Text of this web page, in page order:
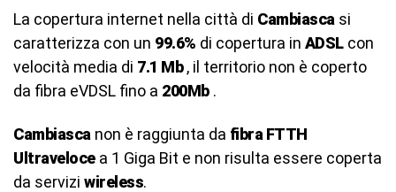
La copertura internet nella città di Cambiasca si
caratterizza con un 99.6% di copertura in ADSLcon
velocità media di 7.1 Mb, il territorio non è coperto
da fibra eVDSL fino a 200Mb.
Cambiasca non è raggiunta da fibra FTTH
Ultravelocea 1 Giga Bit e non risulta essere coperta
da servizi wireless.